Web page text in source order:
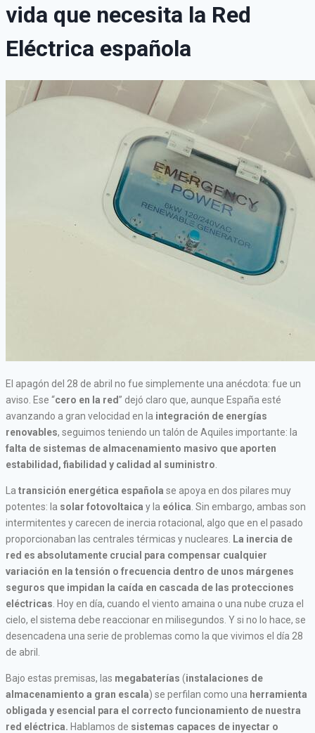
vida que necesita la Red
Eléctrica española
El apagón del 28 de abril no fue simplemente una anécdota: fue un
aviso. Ese “cero en la red” dejó claro que, aunque España esté
avanzando a gran velocidad en la integración de energías
renovables, seguimos teniendo un talón de Aquiles importante: la
falta de sistemas de almacenamiento masivo que aporten
estabilidad, fiabilidad y calidad al suministro
La transición energética española se apoya en dos pilares muy
potentes: la solar fotovoltaica y la eólica . Sin embargo, ambas son
intermitentes y carecen de inercia rotacional, algo que en el pasado
proporcionaban las centrales térmicas y nucleares.
La inercia de
red es absolutamente crucial para compensar cualquier
variación en la tensión o frecuencia dentro de unos márgenes
seguros que impidan la caída en cascada de las protecciones
eléctricas . Hoy en día, cuando el viento amaina o una nube cruza el
cielo, el sistema debe reaccionar en milisegundos. Y si no lo hace, se
desencadena una serie de problemas como la que vivimos el día 28
de abril.
Bajo estas premisas, las megabaterías (instalaciones de
almacenamiento a gran escala) se perfilan como una herramienta
obligada y esencial para el correcto funcionamiento de nuestra
red eléctrica. Hablamos de sistemas capaces de inyectar o